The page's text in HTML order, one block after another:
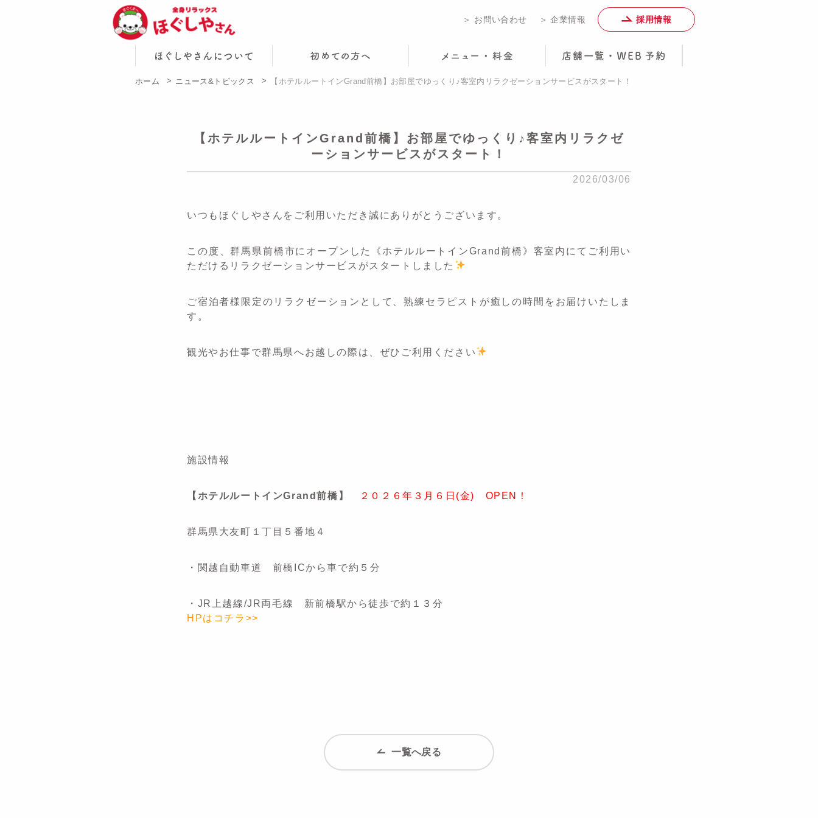
＞ お問い合わせ ＞ 企業情報 採用情報
ホーム ニュース&トピックス 【ホテルルートインGrand前橋】お部屋でゆっくり♪客室内リラクゼーションサービスがスタート！
【ホテルルートインGrand前橋】お部屋でゆっくり♪客室内リラクゼ
ーションサービスがスタート！
2026/03/06
いつもほぐしやさんをご利用いただき誠にありがとうございます。
この度、群馬県前橋市にオープンした《ホテルルートインGrand前橋》客室内にてご利用い
ただけるリラクゼーションサービスがスタートしました
ご宿泊者様限定のリラクゼーションとして、熟練セラピストが癒しの時間をお届けいたしま
す。
観光やお仕事で群馬県へお越しの際は、ぜひご利用ください
施設情報
【ホテルルートインGrand前橋】 ２０２６年３月６日(金) OPEN！
群馬県大友町１丁目５番地４
・関越自動車道 前橋ICから車で約５分
・JR上越線/JR両毛線 新前橋駅から徒歩で約１３分
HPはコチラ>>
一覧へ戻る